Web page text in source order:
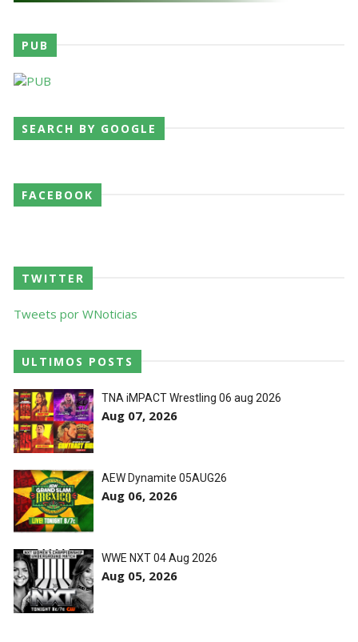
PUB
SEARCH BY GOOGLE
FACEBOOK
TWITTER
Tweets por WNoticias
ULTIMOS POSTS
TNA iMPACT Wrestling 06 aug 2026
Aug 07, 2026
AEW Dynamite 05AUG26
Aug 06, 2026
WWE NXT 04 Aug 2026
Aug 05, 2026